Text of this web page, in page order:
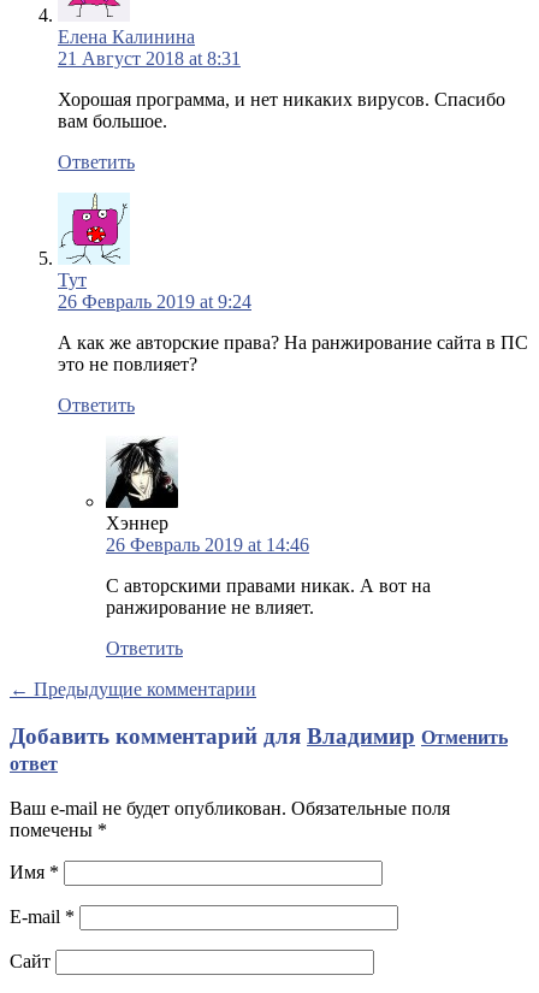
Елена Калинина
21 Август 2018 at 8:31
Хорошая программа, и нет никаких вирусов. Спасибо
вам большое.
Ответить
Тут
26 Февраль 2019 at 9:24
А как же авторские права? На ранжирование сайта в ПС
это не повлияет?
Ответить
Хэннер
26 Февраль 2019 at 14:46
С авторскими правами никак. А вот на
ранжирование не влияет.
Ответить
← Предыдущие комментарии
Добавить комментарий для Владимир Отменить
ответ
Ваш e-mail не будет опубликован. Обязательные поля
помечены *
Имя *
E-mail *
Сайт